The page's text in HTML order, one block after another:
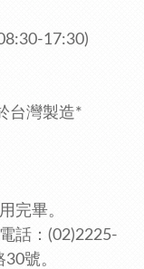
17:30)
台灣製造*
完畢。
話：(02)2225-
號。